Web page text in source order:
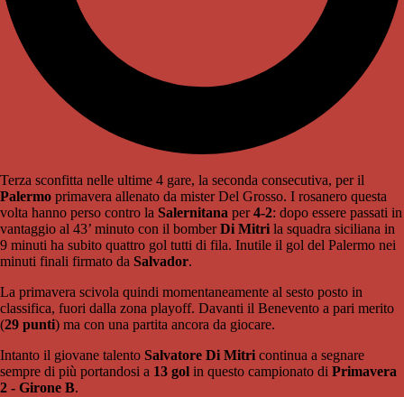
Terza sconfitta nelle ultime 4 gare, la seconda consecutiva, per il
Palermo primavera allenato da mister Del Grosso. I rosanero questa
volta hanno perso contro la Salernitana per4-2: dopo essere passati in
vantaggio al 43’ minuto con il bomberDi Mitri la squadra siciliana in
9 minuti ha subito quattro gol tutti di fila. Inutile il gol del Palermo nei
minuti finali firmato da Salvador.
La primavera scivola quindi momentaneamente al sesto posto in
classifica, fuori dalla zona playoff. Davanti il Benevento a pari merito
(29 punti) ma con una partita ancora da giocare.
Intanto il giovane talento Salvatore Di Mitri continua a segnare
sempre di più portandosi a 13 gol in questo campionato di Primavera
2 - Girone B.